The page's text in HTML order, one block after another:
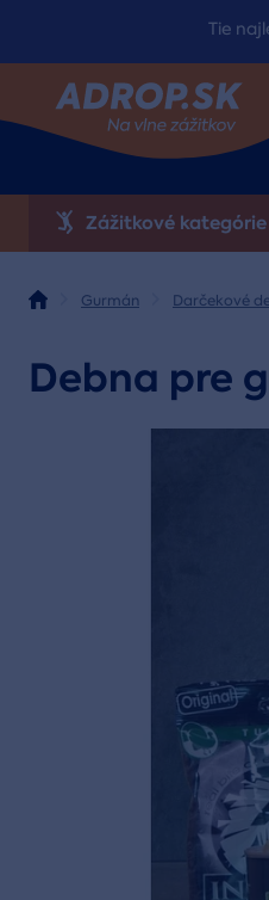
Tie
Zážitkové kategórie
Gurmán Darčekové
Debna pre